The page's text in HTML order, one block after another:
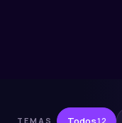
TEMAS 12